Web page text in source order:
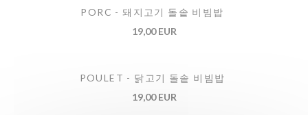
PORC - 돼지고기 돌솥 비빔밥
19,00 EUR
POULET - 닭고기 돌솥 비빔밥
19,00 EUR